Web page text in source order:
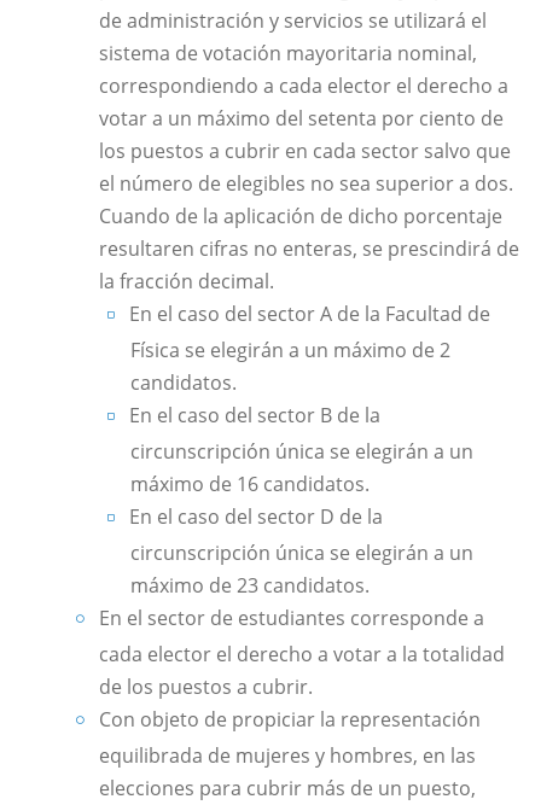
de administración y servicios se utilizará el
sistema de votación mayoritaria nominal,
correspondiendo a cada elector el derecho a
votar a un máximo del setenta por ciento de
los puestos a cubrir en cada sector salvo que
el número de elegibles no sea superior a dos.
Cuando de la aplicación de dicho porcentaje
resultaren cifras no enteras, se prescindirá de
la fracción decimal.
En el caso del sector A de la Facultad de
Física se elegirán a un máximo de 2
candidatos.
En el caso del sector B de la
circunscripción única se elegirán a un
máximo de 16 candidatos.
En el caso del sector D de la
circunscripción única se elegirán a un
máximo de 23 candidatos.
En el sector de estudiantes corresponde a
cada elector el derecho a votar a la totalidad
de los puestos a cubrir.
Con objeto de propiciar la representación
equilibrada de mujeres y hombres, en las
elecciones para cubrir más de un puesto,